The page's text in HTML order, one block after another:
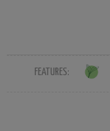
FEATURES: